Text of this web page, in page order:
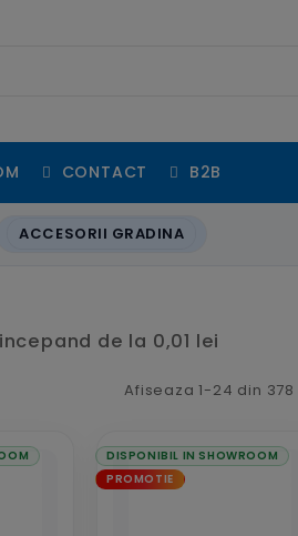
CONTACT B2B
ACCESORII GRADINA
de la 0,01 lei
Afiseaza 1-24 din
DISPONIBIL IN SHOWROOM
PROMOTIE